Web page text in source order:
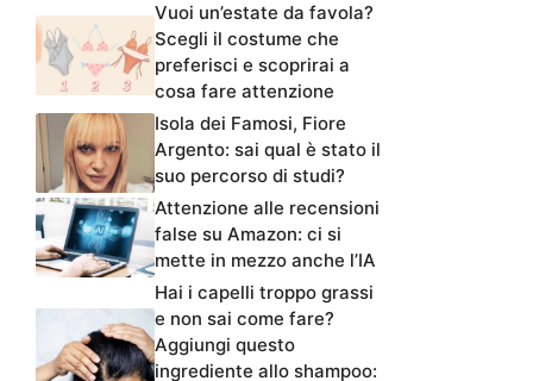
Vuoi un’estate da favola?
Scegli il costume che
preferisci e scoprirai a
cosa fare attenzione
Isola dei Famosi, Fiore
Argento: sai qual è stato il
suo percorso di studi?
Attenzione alle recensioni
false su Amazon: ci si
mette in mezzo anche l’IA
Hai i capelli troppo grassi
e non sai come fare?
Aggiungi questo
ingrediente allo shampoo: